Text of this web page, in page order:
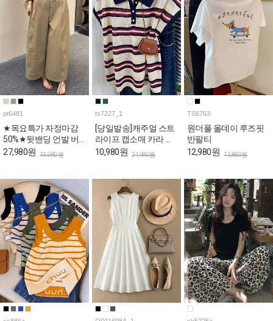
pt6481
★목요특가 자정마감
50%★뒷밴딩 언발 버
튼 와이드 코튼 팬츠
27,980원 55,980원
ts7227_1
[당일발송]캐주얼 스트
라이프 캡소매 카라 티
셔츠
10,980원 21,980원
TS6763
원더풀 올데이 루즈핏
반팔티
12,980원 13,880원